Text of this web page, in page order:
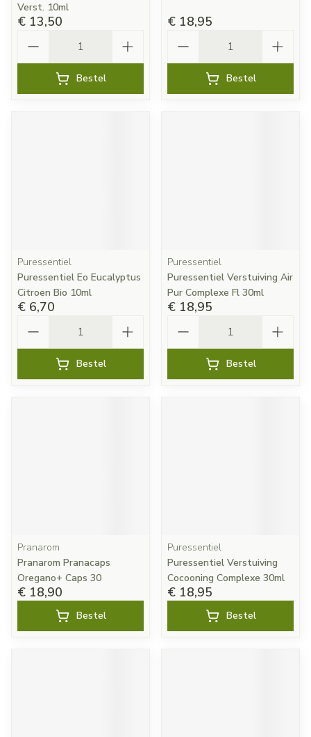
Verst. 10ml
€ 13,50
Bestel
€ 18,95
Bestel
Puressentiel
Puressentiel Eo Eucalyptus
Citroen Bio 10ml
€ 6,70
Bestel
Puressentiel
Puressentiel Verstuiving Air
Pur Complexe Fl 30ml
€ 18,95
Bestel
Pranarom
Pranarom Pranacaps
Oregano+ Caps 30
€ 18,90
Bestel
Puressentiel
Puressentiel Verstuiving
Cocooning Complexe 30ml
€ 18,95
Bestel